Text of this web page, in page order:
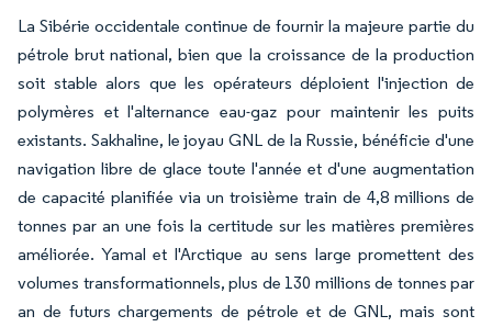
La Sibérie occidentale continue de fournir la majeure partie du
pétrole brut national, bien que la croissance de la production
soit stable alors que les opérateurs déploient l'injection de
polymères et l'alternance eau-gaz pour maintenir les puits
existants. Sakhaline, le joyau GNL de la Russie, bénéficie d'une
navigation libre de glace toute l'année et d'une augmentation
de capacité planifiée via un troisième train de 4,8 millions de
tonnes par an une fois la certitude sur les matières premières
améliorée. Yamal et l'Arctique au sens large promettent des
volumes transformationnels, plus de 130 millions de tonnes par
an de futurs chargements de pétrole et de GNL, mais sont